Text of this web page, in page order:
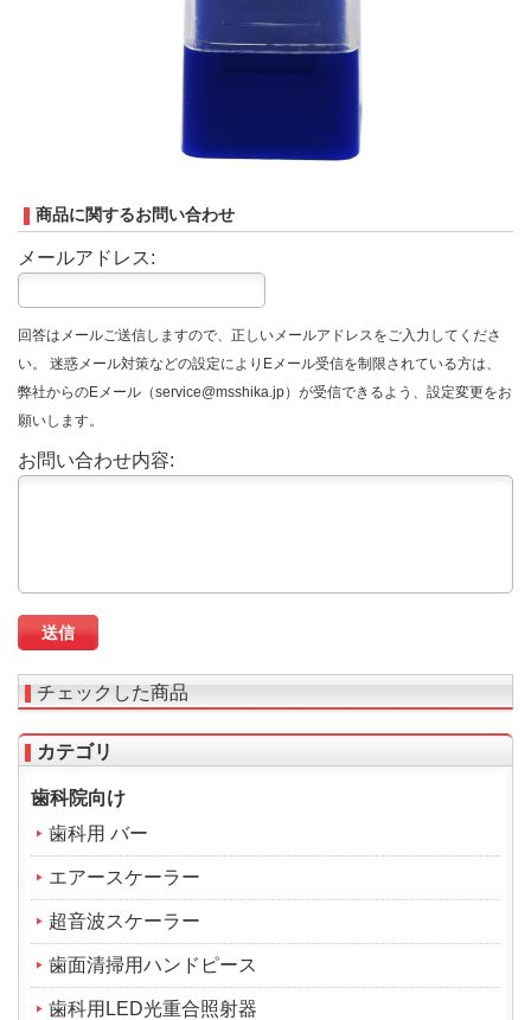
商品に関するお問い合わせ
メールアドレス:
回答はメールご送信しますので、正しいメールアドレスをご入力してくださ
い。 迷惑メール対策などの設定によりEメール受信を制限されている方は、
弊社からのEメール（service@msshika.jp）が受信できるよう、設定変更をお
願いします。
お問い合わせ内容:
チェックした商品
カテゴリ
歯科院向け
歯科用 バー
エアースケーラー
超音波スケーラー
歯面清掃用ハンドピース
歯科用LED光重合照射器